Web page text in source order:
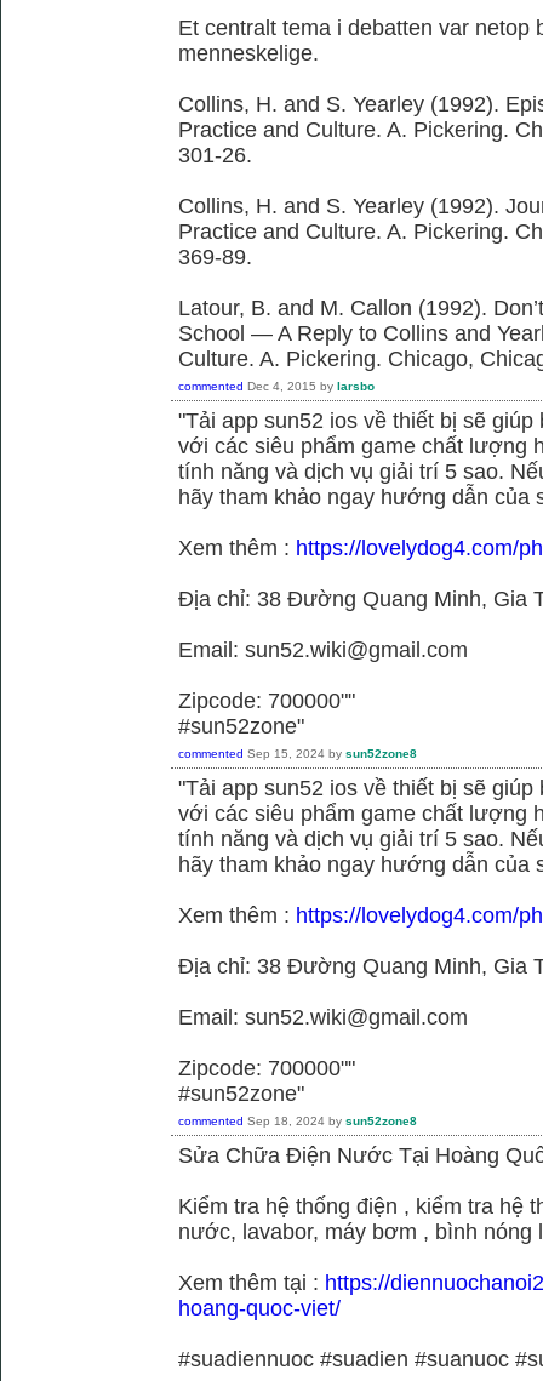
Et centralt tema i debatten var netop
menneskelige.
Collins, H. and S. Yearley (1992).
Practice and Culture. A. Pickering.
301-26.
Collins, H. and S. Yearley (1992).
Practice and Culture. A. Pickering.
369-89.
Latour, B. and M. Callon (1992).
School — A Reply to Collins and
Culture. A. Pickering. Chicago,
commented Dec 4, 2015 by larsbo
"Tải app sun52 ios về thiết bị sẽ
với các siêu phẩm game chất lượng
tính năng và dịch vụ giải trí 5 sao.
hãy tham khảo ngay hướng dẫn của
Xem thêm : https://lovelydog4.com/
Địa chỉ: 38 Đường Quang Minh, Gia
Email: sun52.wiki@gmail.com
Zipcode: 700000""
#sun52zone"
commented Sep 15, 2024 by sun52zone8
"Tải app sun52 ios về thiết bị sẽ
với các siêu phẩm game chất lượng
tính năng và dịch vụ giải trí 5 sao.
hãy tham khảo ngay hướng dẫn của
Xem thêm : https://lovelydog4.com/
Địa chỉ: 38 Đường Quang Minh, Gia
Email: sun52.wiki@gmail.com
Zipcode: 700000""
#sun52zone"
commented Sep 18, 2024 by sun52zone8
Sửa Chữa Điện Nước Tại Hoàng
Kiểm tra hệ thống điện , kiểm tra hệ
nước, lavabor, máy bơm , bình nóng
Xem thêm tại : https://
hoang-quoc-viet/
#suadiennuoc #suadien #suanuoc